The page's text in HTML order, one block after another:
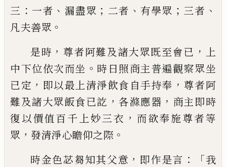
三 ： 一者 、 漏盡眾 ； 二者 、 有學眾 ； 三者 、
凡夫善眾 。
是時 ， 尊者阿難及諸大眾既至會已 ，
上
中下位依次而坐 。 時日照商主普遍觀察眾坐
已定 ， 即以最上清淨飲食 自手持奉 ， 尊者阿
難及諸大眾飯食已訖 ，各滌應器 ， 商主即時
復以價值百千上妙三衣 ， 而欲奉施尊者等
眾 ， 發清淨心瞻仰之際 。
時金色苾芻知其父意 ， 即作是言 ：「我